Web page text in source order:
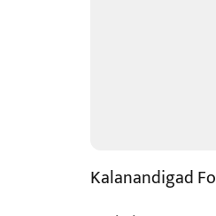
Kalanandigad